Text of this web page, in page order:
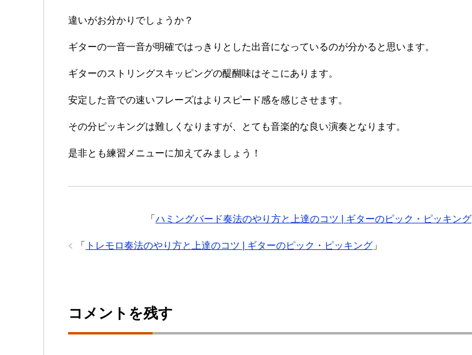
違いがお分かりでしょうか？
ギターの一音一音が明確ではっきりとした出音になっているのが分かると思います。
ギターのストリングスキッピングの醍醐味はそこにあります。
安定した音での速いフレーズはよりスピード感を感じさせます。
その分ピッキングは難しくなりますが、とても音楽的な良い演奏となります。
是非とも練習メニューに加えてみましょう！
「 ハミングバード奏法のやり方と上達のコツ | ギターのピック・ピッキング
「 トレモロ奏法のやり方と上達のコツ | ギターのピック・ピッキング 」
コメントを残す